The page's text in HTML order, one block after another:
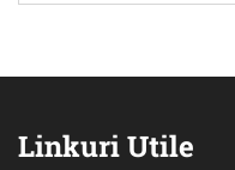
Linkuri Utile